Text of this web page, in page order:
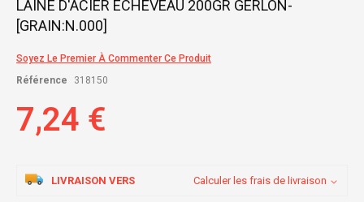
the
of
images
LAINE D'ACIER ECHEVEAU 200GR GERLON-
[GRAIN:N.000]
Soyez Le Premier À Commenter Ce Produit
Référence
318150
7,24 €
LIVRAISON VERS Calculer les frais de livraison